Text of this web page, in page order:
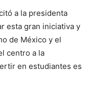
a la presidenta
esta gran iniciativa y
de México y el
centro a la
en estudiantes es